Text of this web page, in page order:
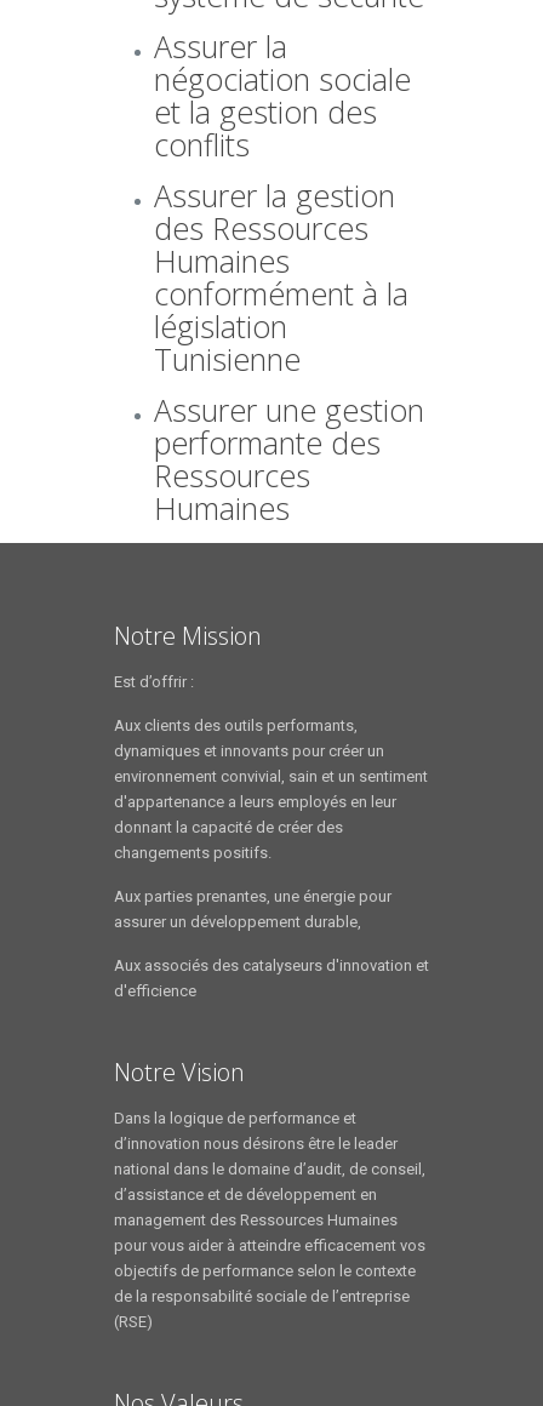
Assurer la
négociation sociale
et la gestion des
conflits
Assurer la gestion
des Ressources
Humaines
conformément à la
législation
Tunisienne
Assurer une gestion
performante des
Ressources
Humaines
Notre Mission
Est d’offrir :
Aux clients des outils performants,
dynamiques et innovants pour créer un
environnement convivial, sain et un sentiment
d'appartenance a leurs employés en leur
donnant la capacité de créer des
changements positifs.
Aux parties prenantes, une énergie pour
assurer un développement durable,
Aux associés des catalyseurs d'innovation et
d'efficience
Notre Vision
Dans la logique de performance et
d’innovation nous désirons être le leader
national dans le domaine d’audit, de conseil,
d’assistance et de développement en
management des Ressources Humaines
pour vous aider à atteindre efficacement vos
objectifs de performance selon le contexte
de la responsabilité sociale de l’entreprise
(RSE)